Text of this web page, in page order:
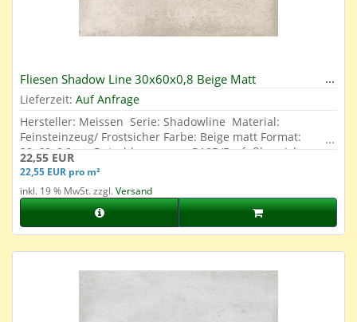
Fliesen Shadow Line 30x60x0,8 Beige Matt
Lieferzeit: Auf Anfrage
Hersteller: Meissen Serie: Shadowline Material:
Feinsteinzeug/ Frostsicher Farbe: Beige matt Format:
30x60x0,8 cm Rutschhemmung: R10B/Barfußbereich
geeignet Abrieb: 4 Oberfläche: Glasiert
22,55 EUR
22,55 EUR pro m²
inkl. 19 % MwSt. zzgl.Versand